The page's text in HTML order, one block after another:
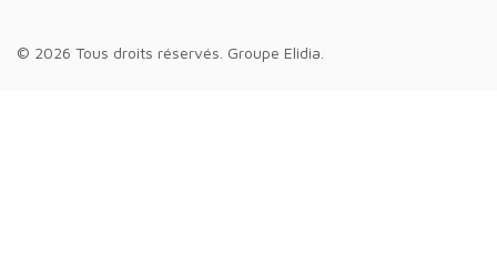
© 2026 Tous droits réservés. Groupe Elidia